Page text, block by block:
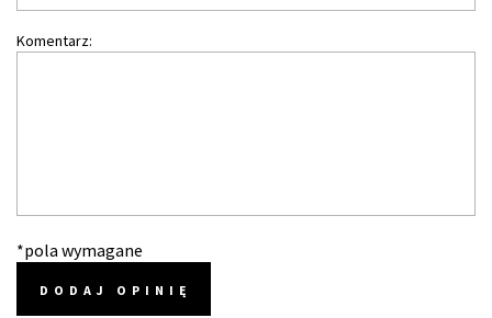
Komentarz:
*pola wymagane
DODAJ OPINIĘ